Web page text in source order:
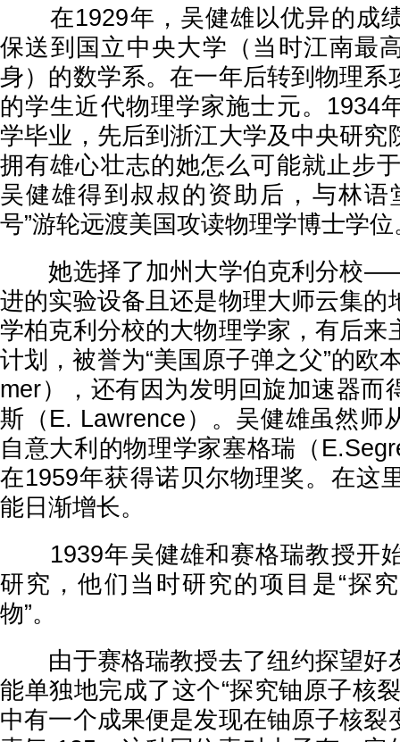
在1929年，吴健雄以优异的成
保送到国立中央大学（当时江南最
身）的数学系。在一年后转到物理系
的学生近代物理学家施士元。1934
学毕业，先后到浙江大学及中央研究
拥有雄心壮志的她怎么可能就止步
吴健雄得到叔叔的资助后，与林语
号”游轮远渡美国攻读物理学博士学位
她选择了加州大学伯克利分校
进的实验设备且还是物理大师云集的
学柏克利分校的大物理学家，有后来
计划，被誉为“美国原子弹之父”的欧
mer），还有因为发明回旋加速器而
斯（E. Lawrence）。吴健雄虽然师
自意大利的物理学家塞格瑞（
在1959年获得诺贝尔物理奖。在这
能日渐增长。
1939年吴健雄和赛格瑞教授开
研究，他们当时研究的项目是“探
物”。
由于赛格瑞教授去了纽约探望好
能单独地完成了这个“探究铀原子核
中有一个成果便是发现在铀原子核裂